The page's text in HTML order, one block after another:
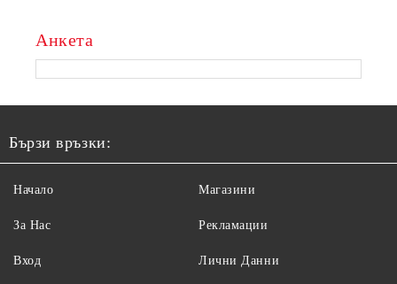
Анкета
Бързи връзки:
Начало
За Нас
Вход
Магазини
Рекламации
Лични Данни